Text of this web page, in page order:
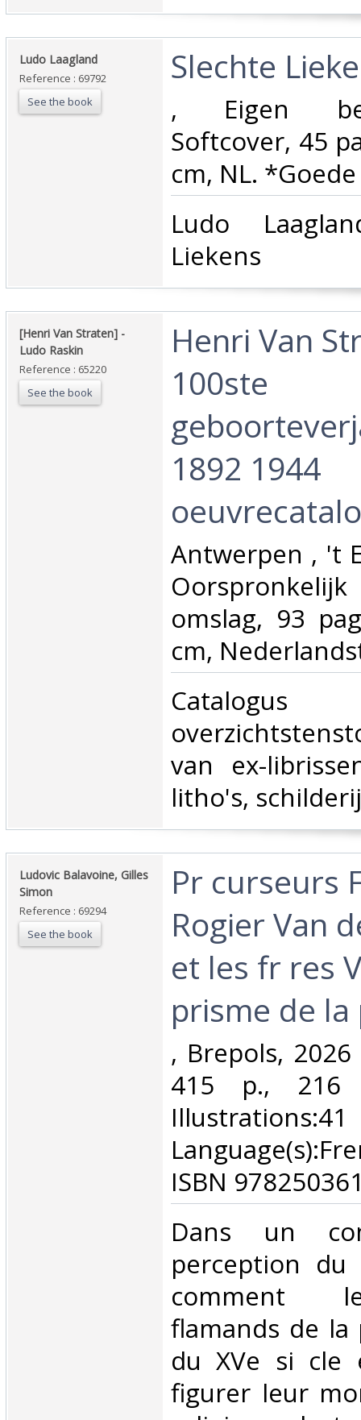
‎Ludo Laagland‎
Reference : 69792
See the book
‎Slechte
‎, Eigen
Softcover, 45
cm, NL.
‎Ludo
Liekens ‎
‎[Henri Van Straten] - ‎
‎Ludo Raskin‎
Reference : 65220
See the book
‎Henri Van
100ste
1892 1944
‎Antwerpen , 't
omslag, 93
cm,
van ex-
litho's,
‎Ludovic Balavoine, Gilles
Simon‎
Reference : 69294
See the book
‎Pr curseurs
Rogier Van
et les fr res
prisme de
‎, Brepols,
415 p.,
ISBN
‎Dans un
perception du
comment
flamands de
du XVe si cle
figurer leur